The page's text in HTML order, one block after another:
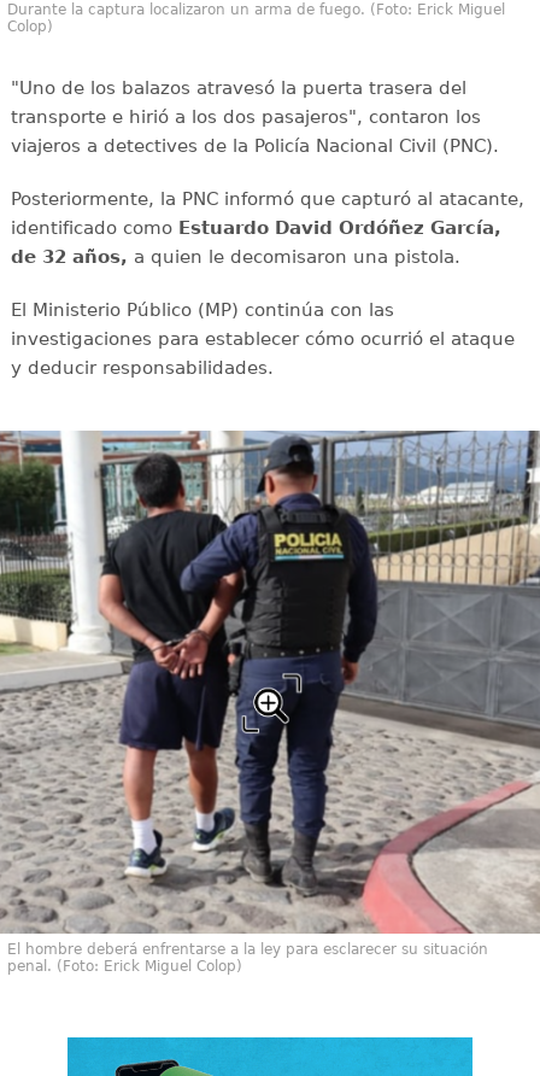
Durante la captura localizaron un arma de fuego. (Foto: Erick Miguel
Colop)
"Uno de los balazos atravesó la puerta trasera del
transporte e hirió a los dos pasajeros", contaron los
viajeros a detectives de la Policía Nacional Civil (PNC).
Posteriormente, la PNC informó que capturó al atacante,
identificado como Estuardo David Ordóñez García,
de 32 años, a quien le decomisaron una pistola.
El Ministerio Público (MP) continúa con las
investigaciones para establecer cómo ocurrió el ataque
y deducir responsabilidades.
El hombre deberá enfrentarse a la ley para esclarecer su situación
penal. (Foto: Erick Miguel Colop)